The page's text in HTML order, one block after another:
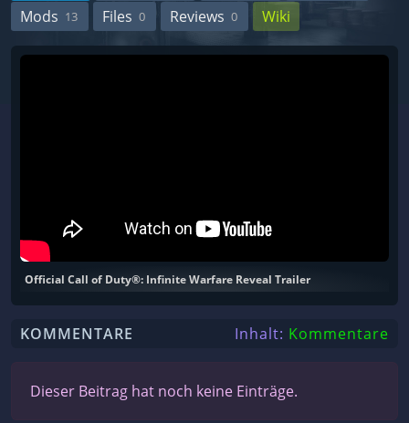
Mods 13 Files 0 Reviews 0 Wiki
Official Call of Duty®: Infinite Warfare Reveal Trailer
KOMMENTARE Inhalt: Kommentare
Dieser Beitrag hat noch keine Einträge.